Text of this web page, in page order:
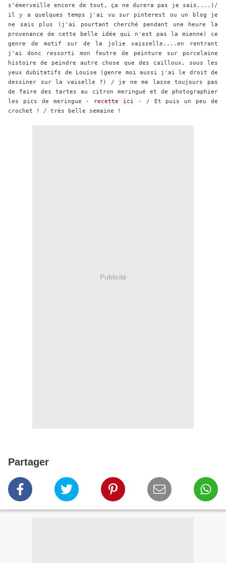
s'émerveille encore de tout, ça ne durera pas je sais....)/
il y a quelques temps j'ai vu sur pinterest ou un blog je
ne sais plus (j'ai pourtant cherché pendant une heure la
provenance de cette belle idée qui n'est pas la mienne) ce
genre de motif sur de la jolie vaisselle....en rentrant
j'ai donc ressorti mon feutre de peinture sur porcelaine
histoire de peindre autre chose que des cailloux, sous les
yeux dubitatifs de Louise (genre moi aussi j'ai le droit de
dessiner sur la vaiselle ?) / je ne me lasse toujours pas
de faire des tartes au citron meringué et de photographier
les pics de meringue -
recette ici
- / Et puis un peu de
crochet ! / très belle semaine !
Publicité
Partager